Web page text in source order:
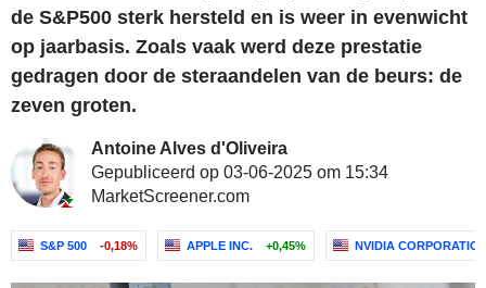
de S&P500 sterk hersteld en is weer in evenwicht
op jaarbasis. Zoals vaak werd deze prestatie
gedragen door de steraandelen van de beurs: de
zeven groten.
Antoine Alves d'Oliveira
Gepubliceerd op 03-06-2025 om 15:34
MarketScreener.com
S&P 500 -0,18% APPLE INC. +0,45% NVIDIA